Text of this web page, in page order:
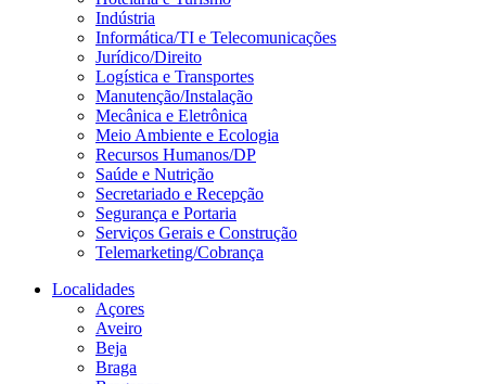
Indústria
Informática/TI e Telecomunicações
Jurídico/Direito
Logística e Transportes
Manutenção/Instalação
Mecânica e Eletrônica
Meio Ambiente e Ecologia
Recursos Humanos/DP
Saúde e Nutrição
Secretariado e Recepção
Segurança e Portaria
Serviços Gerais e Construção
Telemarketing/Cobrança
Localidades
Açores
Aveiro
Beja
Braga